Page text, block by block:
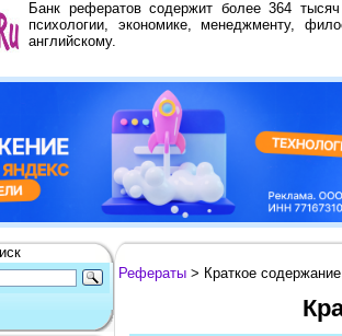
Банк рефератов содержит более 364
психологии, экономике, менеджменту,
английскому.
Рефераты > Краткое